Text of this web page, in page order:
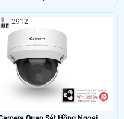
Camera để phục vụ con người,
cao cuộc sống là việc ưu tiên.
luôn mong muốn mang
đến Quý khách những Camera, dịch
vụ tiện lợi nhất, thông minh với giá
thành hợp lý.
2912